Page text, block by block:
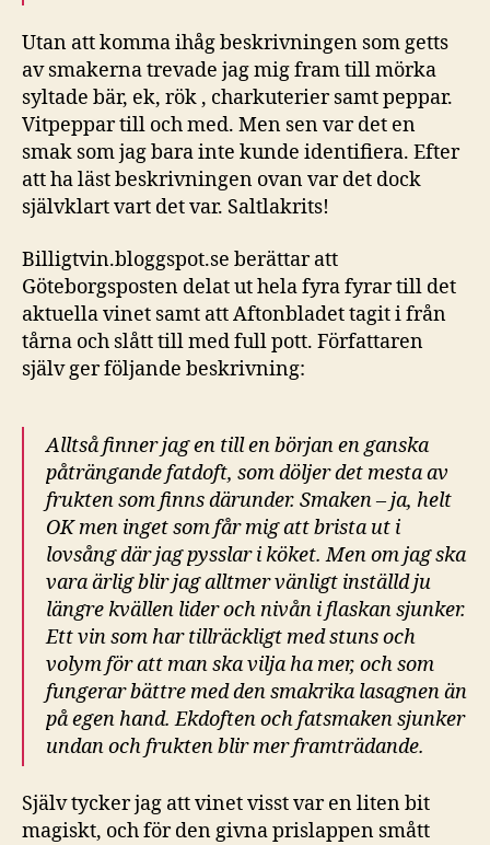
Utan att komma ihåg beskrivningen som getts
av smakerna trevade jag mig fram till mörka
syltade bär, ek, rök , charkuterier samt peppar.
Vitpeppar till och med. Men sen var det en
smak som jag bara inte kunde identifiera. Efter
att ha läst beskrivningen ovan var det dock
självklart vart det var. Saltlakrits!
Billigtvin.bloggspot.se berättar att
Göteborgsposten delat ut hela fyra fyrar till det
aktuella vinet samt att Aftonbladet tagit i från
tårna och slått till med full pott. Författaren
själv ger följande beskrivning:
Alltså finner jag en till en början en ganska
påträngande fatdoft, som döljer det mesta av
frukten som finns därunder. Smaken – ja, helt
OK men inget som får mig att brista ut i
lovsång där jag pysslar i köket. Men om jag ska
vara ärlig blir jag alltmer vänligt inställd ju
längre kvällen lider och nivån i flaskan sjunker.
Ett vin som har tillräckligt med stuns och
volym för att man ska vilja ha mer, och som
fungerar bättre med den smakrika lasagnen än
på egen hand. Ekdoften och fatsmaken sjunker
undan och frukten blir mer framträdande.
Själv tycker jag att vinet visst var en liten bit
magiskt, och för den givna prislappen smått